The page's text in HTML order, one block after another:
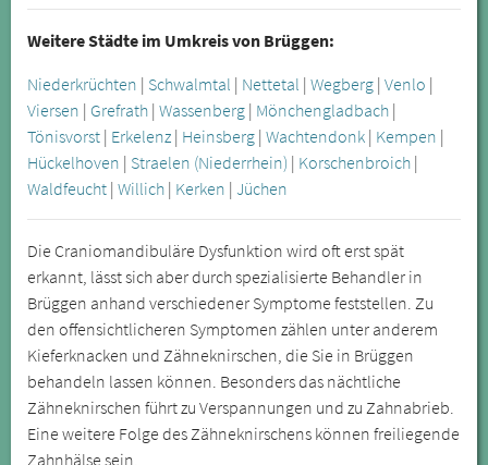
Weitere Städte im Umkreis von Brüggen:
Niederkrüchten | Schwalmtal | Nettetal | Wegberg | Venlo |
Viersen | Grefrath | Wassenberg | Mönchengladbach |
Tönisvorst | Erkelenz | Heinsberg | Wachtendonk | Kempen |
Hückelhoven | Straelen (Niederrhein) | Korschenbroich |
Waldfeucht | Willich | Kerken | Jüchen
Die Craniomandibuläre Dysfunktion wird oft erst spät
erkannt, lässt sich aber durch spezialisierte Behandler in
Brüggen anhand verschiedener Symptome feststellen. Zu
den offensichtlicheren Symptomen zählen unter anderem
Kieferknacken und Zähneknirschen, die Sie in Brüggen
behandeln lassen können. Besonders das nächtliche
Zähneknirschen führt zu Verspannungen und zu Zahnabrieb.
Eine weitere Folge des Zähneknirschens können freiliegende
Zahnhälse sein.